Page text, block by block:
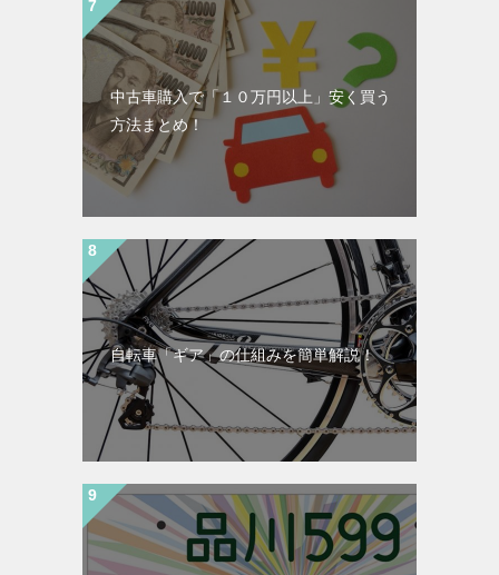
中古車購入で「１０万円以上」安く買う
方法まとめ！
自転車「ギア」の仕組みを簡単解説！